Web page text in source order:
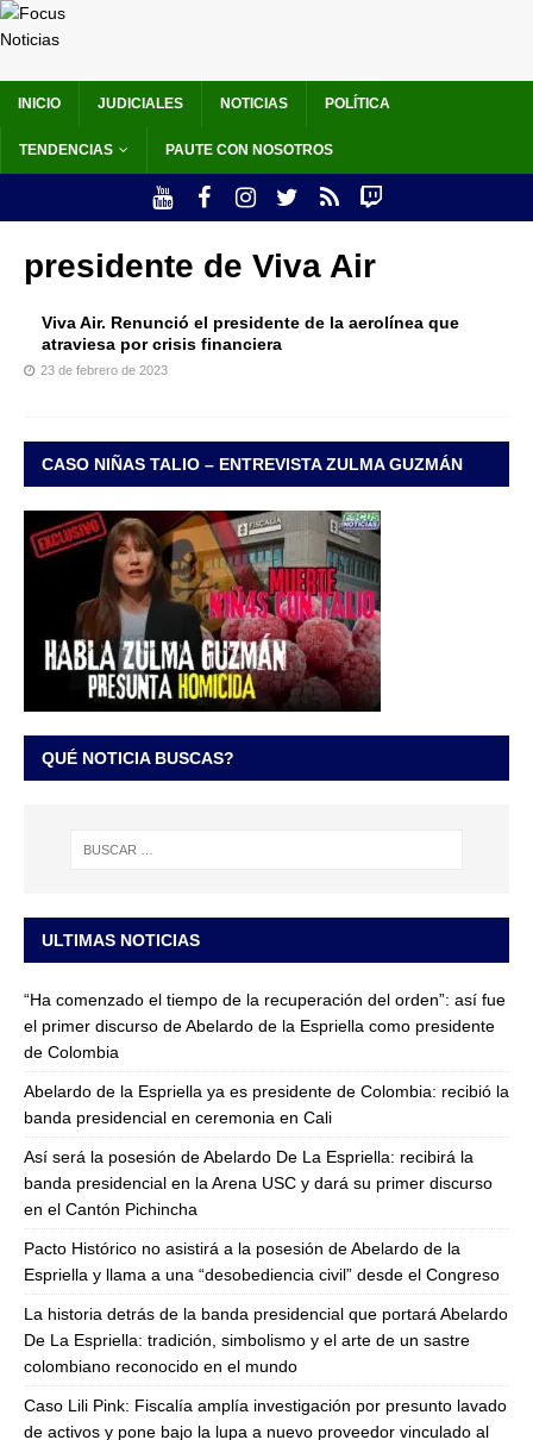
INICIO JUDICIALES NOTICIAS POLÍTICA
TENDENCIAS PAUTE CON NOSOTROS
presidente de Viva Air
Viva Air. Renunció el presidente de la aerolínea que
atraviesa por crisis financiera
23 de febrero de 2023
CASO NIÑAS TALIO – ENTREVISTA ZULMA GUZMÁN
QUÉ NOTICIA BUSCAS?
ULTIMAS NOTICIAS
“Ha comenzado el tiempo de la recuperación del orden”: así fue
el primer discurso de Abelardo de la Espriella como presidente
de Colombia
Abelardo de la Espriella ya es presidente de Colombia: recibió la
banda presidencial en ceremonia en Cali
Así será la posesión de Abelardo De La Espriella: recibirá la
banda presidencial en la Arena USC y dará su primer discurso
en el Cantón Pichincha
Pacto Histórico no asistirá a la posesión de Abelardo de la
Espriella y llama a una “desobediencia civil” desde el Congreso
La historia detrás de la banda presidencial que portará Abelardo
De La Espriella: tradición, simbolismo y el arte de un sastre
colombiano reconocido en el mundo
Caso Lili Pink: Fiscalía amplía investigación por presunto lavado
de activos y pone bajo la lupa a nuevo proveedor vinculado al